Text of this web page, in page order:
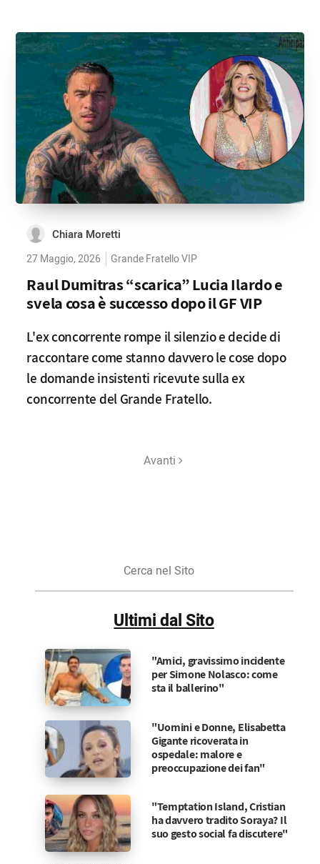
Chiara Moretti
27 Maggio, 2026 Grande Fratello VIP
Raul Dumitras “scarica” Lucia Ilardo e
svela cosa è successo dopo il GF VIP
L'ex concorrente rompe il silenzio e decide di
raccontare come stanno davvero le cose dopo
le domande insistenti ricevute sulla ex
concorrente del Grande Fratello.
Avanti
Sito
Ultimi dal Sito
"Amici, gravissimo incidente
per Simone Nolasco: come
sta il ballerino"
"Uomini e Donne, Elisabetta
Gigante ricoverata in
ospedale: malore e
preoccupazione dei fan"
"Temptation Island, Cristian
ha davvero tradito Soraya? Il
suo gesto social fa discutere"